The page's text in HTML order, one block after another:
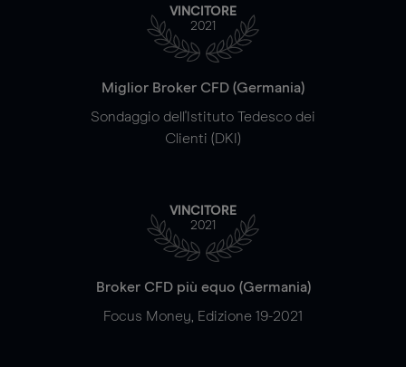
VINCITORE
2021
Miglior Broker CFD (Germania)
Sondaggio dell'Istituto Tedesco dei
Clienti (DKI)
VINCITORE
2021
Broker CFD più equo (Germania)
Focus Money, Edizione 19-2021